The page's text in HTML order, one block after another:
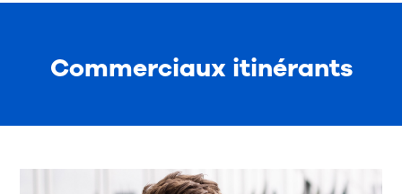
Commerciaux itinérants